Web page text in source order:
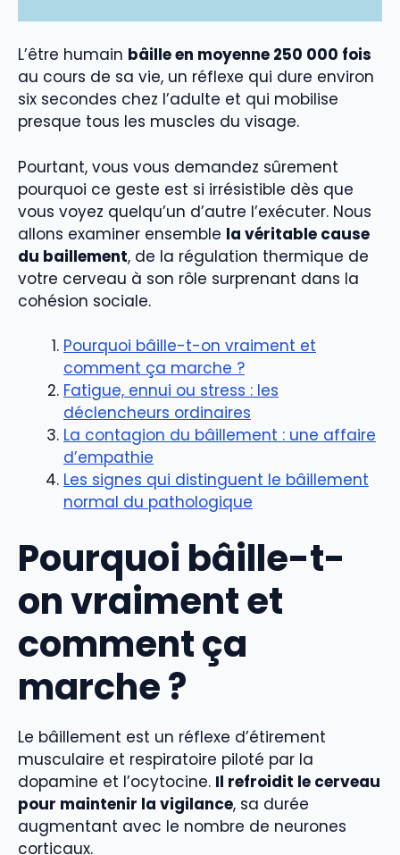
L’être humain bâille en moyenne 250 000 fois
au cours de sa vie, un réflexe qui dure environ
six secondes chez l’adulte et qui mobilise
presque tous les muscles du visage.
Pourtant, vous vous demandez sûrement
pourquoi ce geste est si irrésistible dès que
vous voyez quelqu’un d’autre l’exécuter. Nous
allons examiner ensemble la véritable cause
du baillement, de la régulation thermique de
votre cerveau à son rôle surprenant dans la
cohésion sociale.
Pourquoi bâille-t-on vraiment et
comment ça marche ?
Fatigue, ennui ou stress : les
déclencheurs ordinaires
La contagion du bâillement : une affaire
d’empathie
Les signes qui distinguent le bâillement
normal du pathologique
Pourquoi bâille-t-
on vraiment et
comment ça
marche ?
Le bâillement est un réflexe d’étirement
musculaire et respiratoire piloté par la
dopamine et l’ocytocine. Il refroidit le cerveau
pour maintenir la vigilance, sa durée
augmentant avec le nombre de neurones
corticaux.